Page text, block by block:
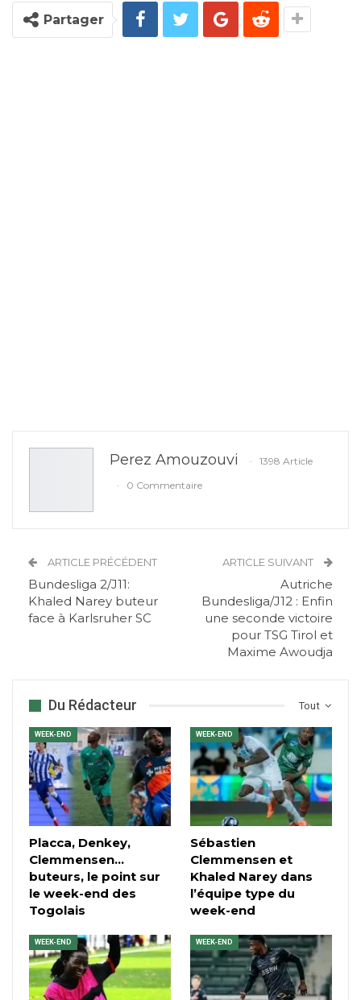
Partager
Perez Amouzouvi
1398 Article
0 Commentaire
ARTICLE PRÉCÉDENT
Bundesliga 2/J11:
Khaled Narey buteur
face à Karlsruher SC
ARTICLE SUIVANT
Autriche
Bundesliga/J12 : Enfin
une seconde victoire
pour TSG Tirol et
Maxime Awoudja
Tout
Du Rédacteur
WEEK-END
Placca, Denkey,
Clemmensen…
buteurs, le point sur
le week-end des
Togolais
WEEK-END
Sébastien
Clemmensen et
Khaled Narey dans
l’équipe type du
week-end
WEEK-END WEEK-END